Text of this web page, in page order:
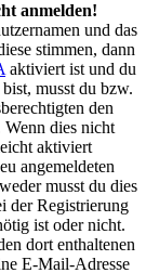
anmelden!
und das
stimmen, dann
aktiviert ist und du
musst du bzw.
den
dies nicht
aktiviert
angemeldeten
musst du dies
der Registrierung
ist oder nicht.
dort enthaltenen
E-Mail-Adresse